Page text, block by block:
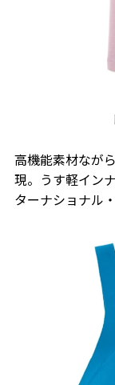
高機能素材なが
現。うす軽イン
ターナショナル